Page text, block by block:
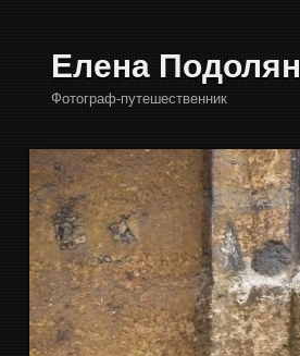
Елена Подолян
Фотограф-путешественник